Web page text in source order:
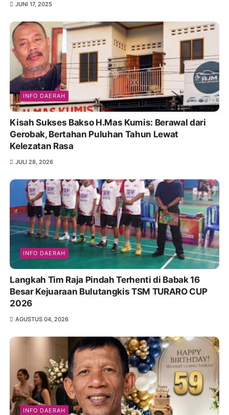
JUNI 17, 2025
INFO DAERAH
Kisah Sukses Bakso H.Mas Kumis: Berawal dari
Gerobak, Bertahan Puluhan Tahun Lewat
Kelezatan Rasa
JULI 28, 2026
INFO DAERAH
Langkah Tim Raja Pindah Terhenti di Babak 16
Besar Kejuaraan Bulutangkis TSM TURARO CUP
2026
AGUSTUS 04, 2026
INFO DAERAH